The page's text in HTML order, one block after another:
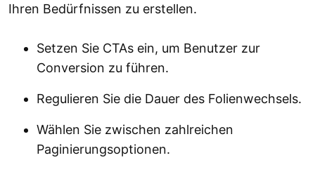
Ihren Bedürfnissen zu erstellen.
Setzen Sie CTAs ein, um Benutzer zur
Conversion zu führen.
Regulieren Sie die Dauer des Folienwechsels.
Wählen Sie zwischen zahlreichen
Paginierungsoptionen.